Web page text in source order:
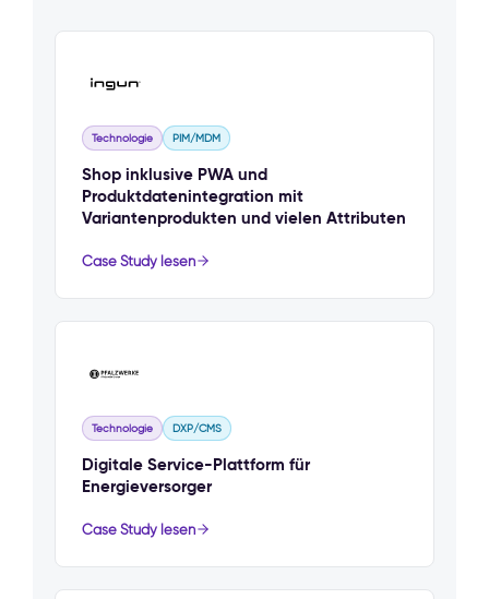
Technologie PIM/MDM
Shop inklusive PWA und
Produktdatenintegration mit
Variantenprodukten und vielen Attributen
Case Study lesen
Technologie DXP/CMS
Digitale Service-Plattform für
Energieversorger
Case Study lesen